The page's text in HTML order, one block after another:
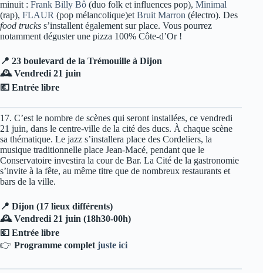
minuit : Frank Billy Bô (duo folk et influences pop), Minimal
(rap), FLAUR (pop mélancolique)et Bruit Marron (électro). Des
food trucks s’installent également sur place. Vous pourrez
notamment déguster une pizza 100% Côte-d’Or !
📍 23 boulevard de la Trémouille à Dijon
🕰️ Vendredi 21 juin
💶 Entrée libre
17. C’est le nombre de scènes qui seront installées, ce vendredi
21 juin, dans le centre-ville de la cité des ducs. À chaque scène
sa thématique. Le jazz s’installera place des Cordeliers, la
musique traditionnelle place Jean-Macé, pendant que le
Conservatoire investira la cour de Bar. La Cité de la gastronomie
s’invite à la fête, au même titre que de nombreux restaurants et
bars de la ville.
📍 Dijon (17 lieux différents)
🕰️ Vendredi 21 juin (18h30-00h)
💶 Entrée libre
👉 Programme complet juste ici